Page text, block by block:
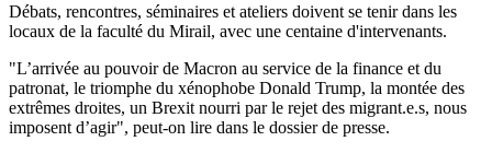
Débats, rencontres, séminaires et ateliers doivent se tenir dans les
locaux de la faculté du Mirail, avec une centaine d'intervenants.
"L’arrivée au pouvoir de Macron au service de la finance et du
patronat, le triomphe du xénophobe Donald Trump, la montée des
extrêmes droites, un Brexit nourri par le rejet des migrant.e.s, nous
imposent d’agir", peut-on lire dans le dossier de presse.